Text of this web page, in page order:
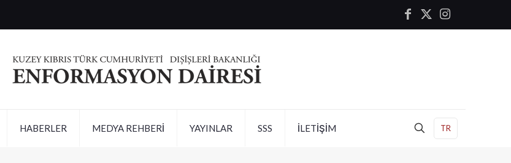
HABERLER MEDYA REHBERİ YAYINLAR SSS İLETİŞİM TR